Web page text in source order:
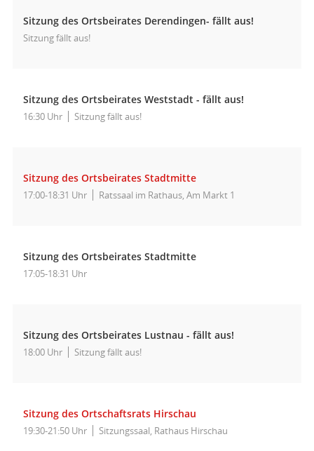
Sitzung des Ortsbeirates Derendingen- fällt aus!
Sitzung fällt aus!
Sitzung des Ortsbeirates Weststadt - fällt aus!
16:30 Uhr Sitzung fällt aus!
Sitzung des Ortsbeirates Stadtmitte
17:00-18:31 Uhr Ratssaal im Rathaus, Am Markt 1
Sitzung des Ortsbeirates Stadtmitte
17:05-18:31 Uhr
Sitzung des Ortsbeirates Lustnau - fällt aus!
18:00 Uhr Sitzung fällt aus!
Sitzung des Ortschaftsrats Hirschau
19:30-21:50 Uhr Sitzungssaal, Rathaus Hirschau